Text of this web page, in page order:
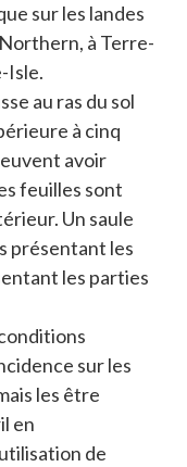
sur les landes
à Terre-
Isle.
au ras du sol
à cinq
avoir
feuilles sont
Un saule
présentant les
les parties
sur les
les être
en
de